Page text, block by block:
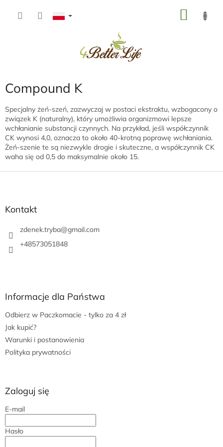
Compound K
Specjalny żeń-szeń, zazwyczaj w postaci ekstraktu, wzbogacony o
związek K (naturalny), który umożliwia organizmowi lepsze
wchłanianie substancji czynnych. Na przykład, jeśli współczynnik
CK wynosi 4,0, oznacza to około 40-krotną poprawę wchłaniania.
Żeń-szenie te są niezwykle drogie i skuteczne, a współczynnik CK
waha się od 0,5 do maksymalnie około 15.
Kontakt
zdenek.tryba@gmail.com
+48573051848
Informacje dla Państwa
Odbierz w Paczkomacie - tylko za 4 zł
Jak kupić?
Warunki i postanowienia
Polityka prywatności
Zaloguj się
E-mail
Hasło